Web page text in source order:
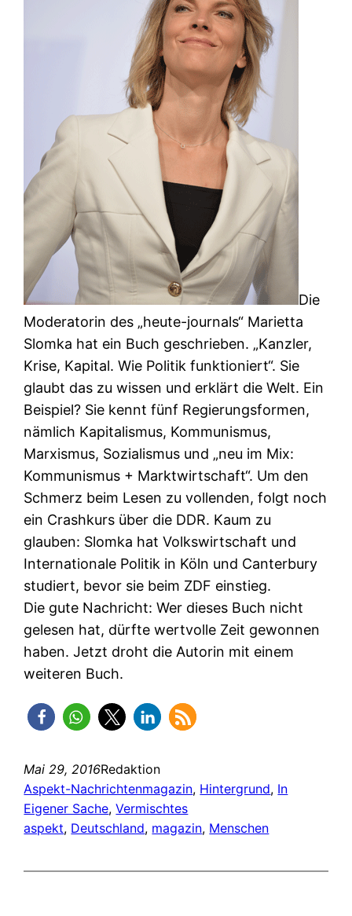
Die
Moderatorin des „heute-journals“ Marietta
Slomka hat ein Buch geschrieben. „Kanzler,
Krise, Kapital. Wie Politik funktioniert“. Sie
glaubt das zu wissen und erklärt die Welt. Ein
Beispiel? Sie kennt fünf Regierungsformen,
nämlich Kapitalismus, Kommunismus,
Marxismus, Sozialismus und „neu im Mix:
Kommunismus + Marktwirtschaft“. Um den
Schmerz beim Lesen zu vollenden, folgt noch
ein Crashkurs über die DDR. Kaum zu
glauben: Slomka hat Volkswirtschaft und
Internationale Politik in Köln und Canterbury
studiert, bevor sie beim ZDF einstieg.
Die gute Nachricht: Wer dieses Buch nicht
gelesen hat, dürfte wertvolle Zeit gewonnen
haben. Jetzt droht die Autorin mit einem
weiteren Buch.
Mai 29, 2016Redaktion
Aspekt-Nachrichtenmagazin, Hintergrund, In
Eigener Sache, Vermischtes
aspekt, Deutschland, magazin, Menschen